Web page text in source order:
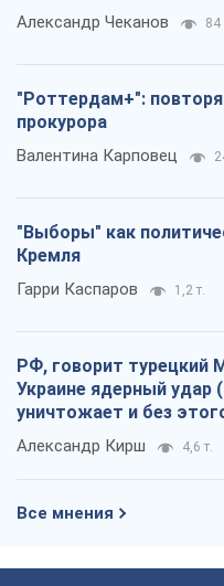
Александр Чеканов 84
"Роттердам+":
прокурора
Валентина Карповец
"Выборы" как
Кремля
Гарри Каспаров 1,2 т.
РФ, говорит турецкий
Украине ядерный удар
уничтожает и без
Александр Кирш 4,6 т.
Все мнения